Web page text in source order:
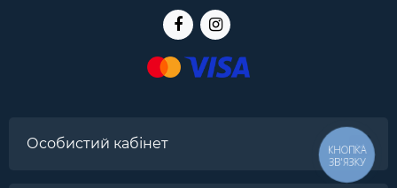
Особистий кабінет
КНОПКА
ЗВ'ЯЗКУ